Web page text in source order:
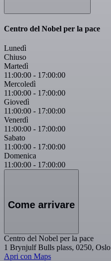
Centro del Nobel per la pace
Lunedì
Chiuso
Martedì
11:00:00 - 17:00:00
Mercoledì
11:00:00 - 17:00:00
Giovedì
11:00:00 - 17:00:00
Venerdì
11:00:00 - 17:00:00
Sabato
11:00:00 - 17:00:00
Domenica
11:00:00 - 17:00:00
Come arrivare
Centro del Nobel per la pace
1 Brynjulf Bulls plass, 0250, Oslo
Apri con Maps